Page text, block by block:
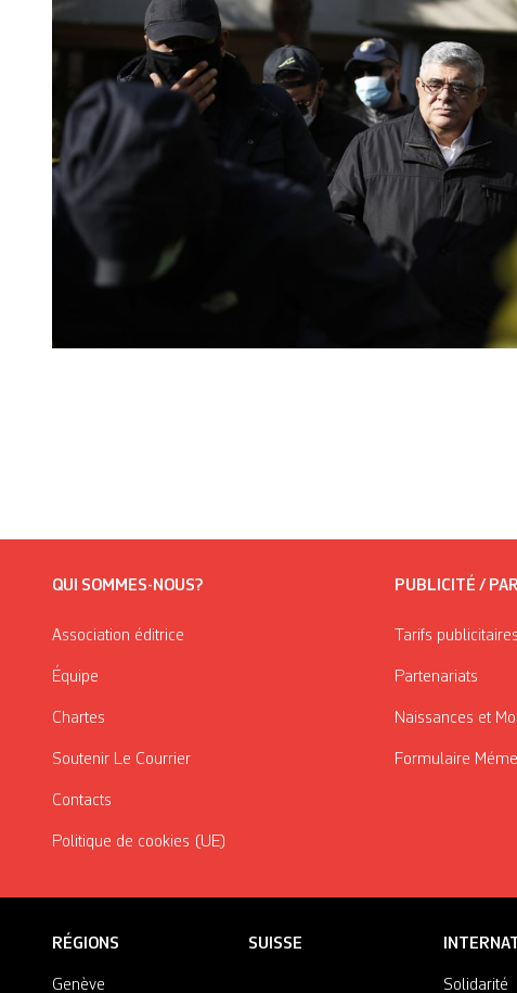
QUI SOMMES-NOUS?
Association éditrice
Équipe
Chartes
Soutenir Le Courrier
Contacts
Politique de cookies (UE)
PUBLICITÉ /
Tarifs publicitaires
Partenariats
Naissances et
Formulaire
RÉGIONS
Genève
SUISSE
Solidarité